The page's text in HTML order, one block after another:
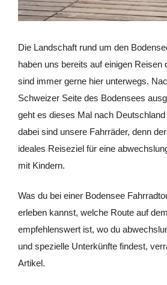
Die Landschaft rund um den
haben uns bereits auf einigen Reisen
sind immer gerne hier unterwegs.
Schweizer Seite des Bodensees
geht es dieses Mal nach
dabei sind unsere Fahrräder, denn
ideales Reiseziel für eine
mit Kindern.
Was du bei einer Bodensee
erleben kannst, welche Route auf
empfehlenswert ist, wo du
und spezielle Unterkünfte findest,
Artikel.